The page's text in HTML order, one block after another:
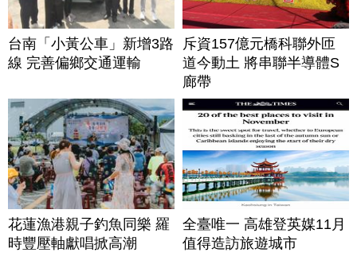
台南「小黃公車」新增3路
線 完善偏鄉交通運輸
斥資157億元橋科聯外匝
道今動土 將串聯半導體S
廊帶
花蓮漁港親子釣魚同樂 羅
時豐壓軸獻唱掀高潮
全臺唯一 高雄登英媒11月
值得造訪旅遊城市